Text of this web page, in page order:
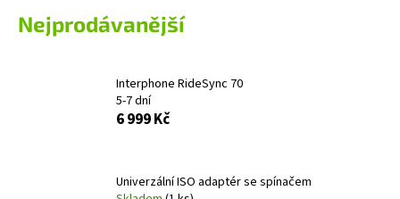
Nejprodávanější
Interphone RideSync 70
5-7 dní
6 999 Kč
Univerzální ISO adaptér se spínačem
b